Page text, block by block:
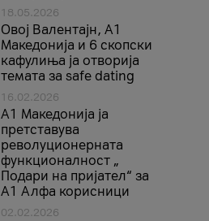
18.05.2026
Овој Валентајн, A1
Македонија и 6 скопски
кафулиња ја отворија
темата за safe dating
16.02.2026
А1 Македонија ја
претставува
револуционерната
функционалност „
Подари на пријател“ за
А1 Алфа корисници
02.02.2026